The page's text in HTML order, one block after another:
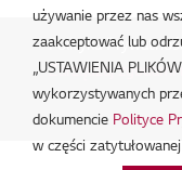
Polityka
Zarządzaj zgodami
używanie przez nas
zaakceptować lub
„USTAWIENIA
wykorzystywanych
dokumencie Polityce
w części